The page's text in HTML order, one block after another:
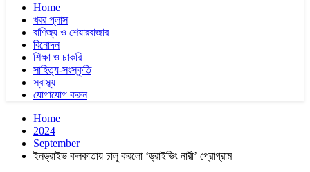
Home
খবর প্লাস
বাণিজ্য ও শেয়ারবাজার
বিনোদন
শিক্ষা ও চাকরি
সাহিত্য-সংস্কৃতি
স্বাস্থ্য
যোগাযোগ করুন
Home
2024
September
ইনড্রাইভ কলকাতায় চালু করলো ‘ড্রাইভিং নারী’ প্রোগ্রাম